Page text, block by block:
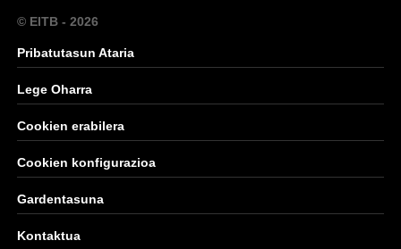
© EITB - 2026
Pribatutasun Ataria
Lege Oharra
Cookien erabilera
Cookien konfigurazioa
Gardentasuna
Kontaktua